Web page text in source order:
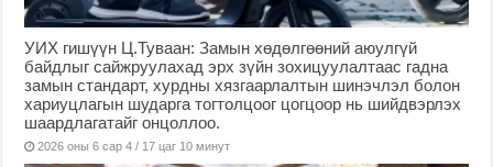
УИХ гишүүн Ц.Туваан: Замын хөдөлгөөний аюулгүй
байдлыг сайжруулахад эрх зүйн зохицуулалтаас гадна
замын стандарт, хурдны хязгаарлалтын шинэчлэл болон
хариуцлагын шударга тогтолцоог цогцоор нь шийдвэрлэх
шаардлагатайг онцоллоо.
2026 оны 6 сар 4 / 17 цаг 10 минут